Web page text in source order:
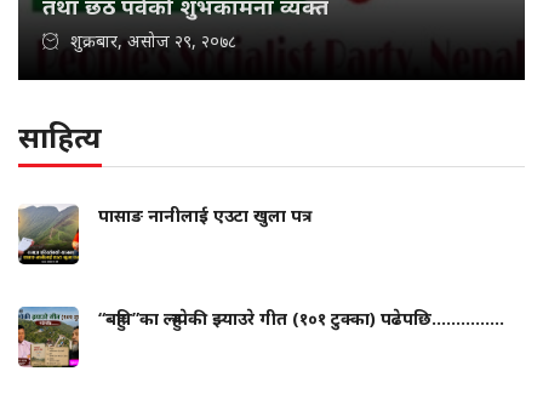
तथा छठ पर्वको शुभकामना व्यक्त
शुक्रबार, असोज २९, २०७८
साहित्य
पासाङ नानीलाई एउटा खुला पत्र
“बहुवि”का ल्हुम्पेकी झ्याउरे गीत (१०१ टुक्का) पढेपछि...............